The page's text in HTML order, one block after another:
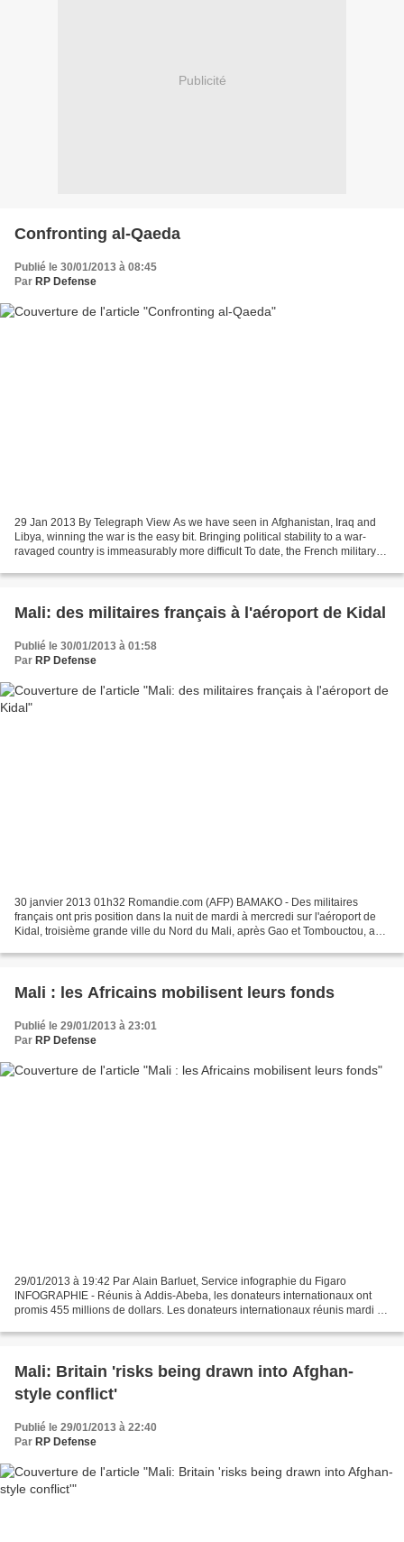
Publicité
Confronting al-Qaeda
Publié le 30/01/2013 à 08:45
Par RP Defense
29 Jan 2013 By Telegraph View As we have seen in Afghanistan, Iraq and
Libya, winning the war is the easy bit. Bringing political stability to a war-
ravaged country is immeasurably more difficult To date, the French military
Mali: des militaires français à l'aéroport de Kidal
Publié le 30/01/2013 à 01:58
Par RP Defense
30 janvier 2013 01h32 Romandie.com (AFP) BAMAKO - Des militaires
français ont pris position dans la nuit de mardi à mercredi sur l'aéroport de
Kidal, troisième grande ville du Nord du Mali, après Gao et Tombouctou, a
Mali : les Africains mobilisent leurs fonds
Publié le 29/01/2013 à 23:01
Par RP Defense
29/01/2013 à 19:42 Par Alain Barluet, Service infographie du Figaro
INFOGRAPHIE - Réunis à Addis-Abeba, les donateurs internationaux ont
promis 455 millions de dollars. Les donateurs internationaux réunis mardi à
Mali: Britain 'risks being drawn into Afghan-
style conflict'
Publié le 29/01/2013 à 22:40
Par RP Defense